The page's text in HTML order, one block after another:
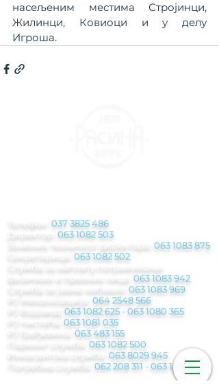
насељеним местима Стројинци,
Жилинци, Ковиоци и у делу
Игроша.
Телефон: 037 3825 486
063 1082 503
063 1083 875
063 1082 502
Служба за наплату потраживања
физичких и правних лица:
063 1083 942
Служба за јавне набавке:
063 1083 969
064 2548 566
РЈ Водовод: 063 1082 625-063 1080 365
РЈ Чистоћа: 063 1081 035
РЈ Грађевина:
063 483 155
Паркинг служба
063 1082 500
Инкасантска служба: 063 8029 945
Погребна служба:
062 208 311 - 063 1082612